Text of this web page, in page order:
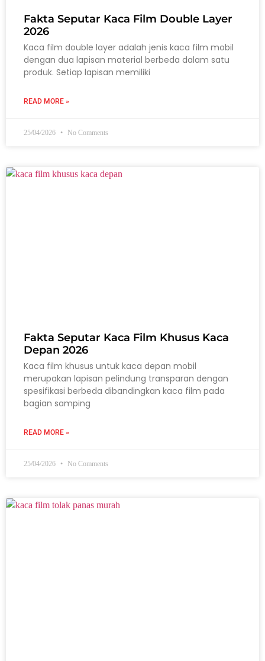
Fakta Seputar Kaca Film Double Layer
2026
Kaca film double layer adalah jenis kaca film mobil
dengan dua lapisan material berbeda dalam satu
produk. Setiap lapisan memiliki
READ MORE »
25/04/2026 No Comments
Fakta Seputar Kaca Film Khusus Kaca
Depan 2026
Kaca film khusus untuk kaca depan mobil
merupakan lapisan pelindung transparan dengan
spesifikasi berbeda dibandingkan kaca film pada
bagian samping
READ MORE »
25/04/2026 No Comments